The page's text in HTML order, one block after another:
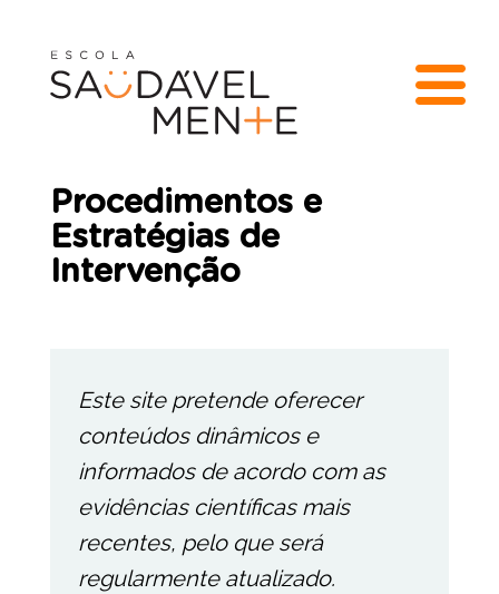
Procedimentos e
Estratégias de
Intervenção
Este site pretende oferecer
conteúdos dinâmicos e
informados de acordo com as
evidências científicas mais
recentes, pelo que será
regularmente atualizado.